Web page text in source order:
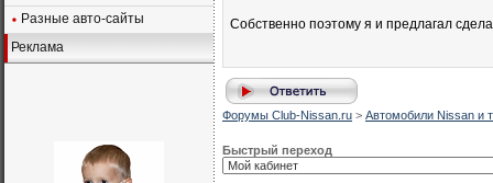
Разные авто-сайты
Реклама
Собственно поэтому я и предлагал
Форумы Club-Nissan.ru > Автомобили Nissan и
Быстрый переход